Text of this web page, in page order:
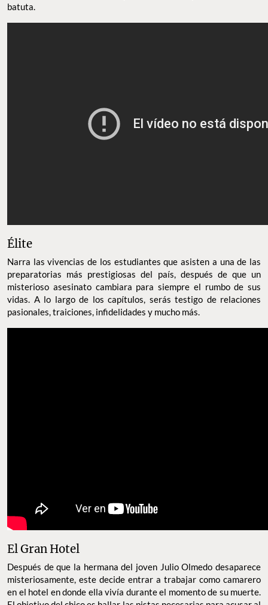
batuta.
Élite
Narra las vivencias de los estudiantes que asisten a una de las
preparatorias más prestigiosas del país, después de que un
misterioso asesinato cambiara para siempre el rumbo de sus
vidas. A lo largo de los capítulos, serás testigo de relaciones
pasionales, traiciones, infidelidades y mucho más.
El Gran Hotel
Después de que la hermana del joven Julio Olmedo desaparece
misteriosamente, este decide entrar a trabajar como camarero
en el hotel en donde ella vivía durante el momento de su muerte.